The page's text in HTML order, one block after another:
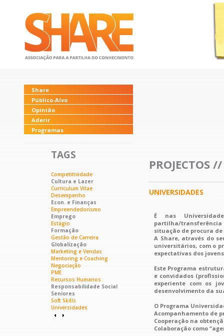
Share
Público-Alvo
Opinião
Aderir
Programas
TAGS
Competitividade
Cultura e Lazer
Curriculum Vitae
Desempenho
Econ. e Finanças
Empreendedorismo
Emprego
Estágio
Formação
Gestão de Carreira
Globalização
Marketing e Vendas
Mentoring e Coaching
Negociação
PME
Recursos Humanos
Responsabilidade Social
Seniores
Soft Skills
Universidades
PROJECTOS
UNIVERSIDADES
É nas
partilha/
situação de procura
A Share, através do
universitários, com o
expectativas dos
Este Programa
e convidados
experiente com os
desenvolvimento da
O Programa
Acompanhamento de
Cooperação na
Colaboração como